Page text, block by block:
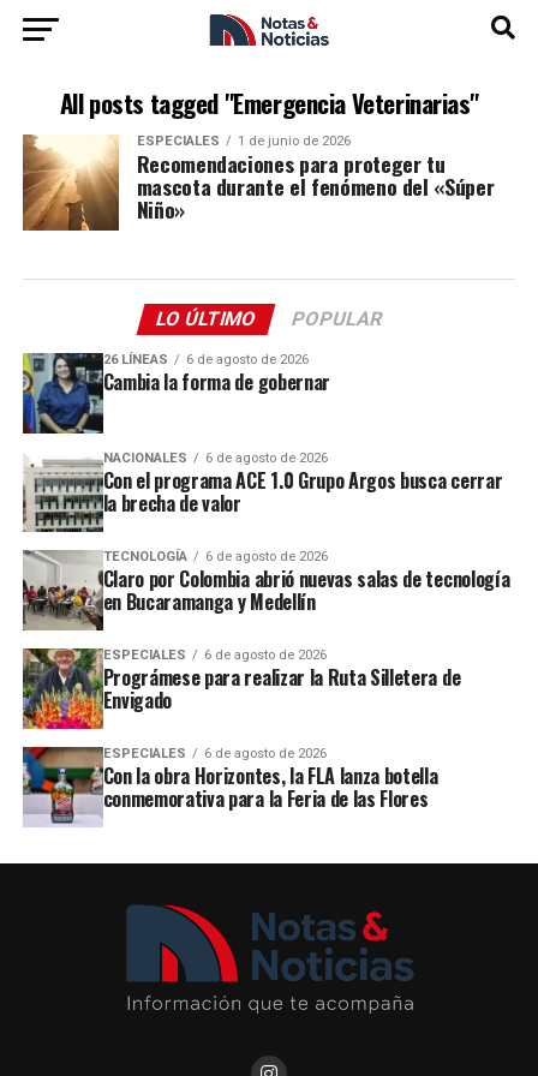
All posts tagged "Emergencia Veterinarias"
ESPECIALES 1 de junio de 2026
Recomendaciones para proteger tu
mascota durante el fenómeno del «Súper
Niño»
LO ÚLTIMO POPULAR
26 LÍNEAS 6 de agosto de 2026
Cambia la forma de gobernar
NACIONALES 6 de agosto de 2026
Con el programa ACE 1.0 Grupo Argos busca cerrar
la brecha de valor
TECNOLOGÍA 6 de agosto de 2026
Claro por Colombia abrió nuevas salas de tecnología
en Bucaramanga y Medellín
ESPECIALES 6 de agosto de 2026
Prográmese para realizar la Ruta Silletera de
Envigado
ESPECIALES 6 de agosto de 2026
Con la obra Horizontes, la FLA lanza botella
conmemorativa para la Feria de las Flores